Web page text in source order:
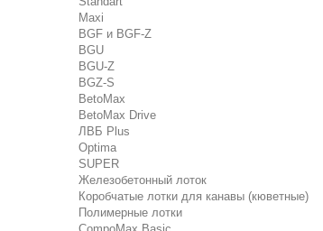
Maxi
BGF и BGF-Z
BGU
BGU-Z
BGZ-S
BetoMax
BetoMax Drive
ЛВБ Plus
Optima
SUPER
Железобетонный лоток
Коробчатые лотки для канавы (кюветные)
Полимерные лотки